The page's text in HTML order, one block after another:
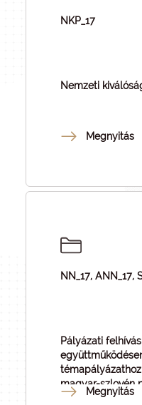
NKP_17
Nemzeti
Megnyitás
NN_17, ANN_17,
Pályázati
magyar-szlovén
Megnyitás